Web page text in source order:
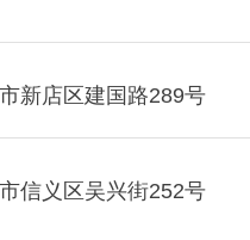
新店区建国路289号
信义区吴兴街252号